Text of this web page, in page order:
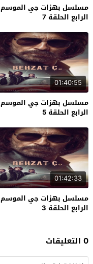
مسلسل بهزات جي الموسم
الرابع الحلقة 7
01:40:55
مسلسل بهزات جي الموسم
الرابع الحلقة 5
01:42:33
مسلسل بهزات جي الموسم
الرابع الحلقة 3
0 التعليقات